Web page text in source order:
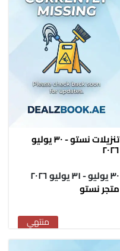
تنزيلات نستو - ٣٠ يوليو
٢٠٢٦
٣٠ يوليو - ٣١ يوليو ٢٠٢٦
متجر نستو
منتهي